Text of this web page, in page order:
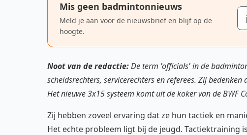
Mis geen badmintonnieuws
Meld je aan voor de nieuwsbrief en blijf op de
hoogte.
E-
Noot van de redactie:De term 'officials' in de
scheidsrechters, servicerechters en referees. Zij
Het nieuwe 3x15 systeem komt uit de koker van de BWF
Zij hebben zoveel ervaring dat ze hun tactiek en
Het echte probleem ligt bij de jeugd. Tactiektraining